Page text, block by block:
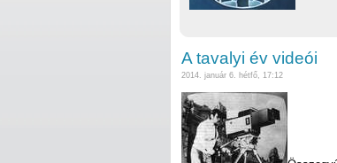
A tavalyi év videói
2014. január 6. hétfő, 17:12